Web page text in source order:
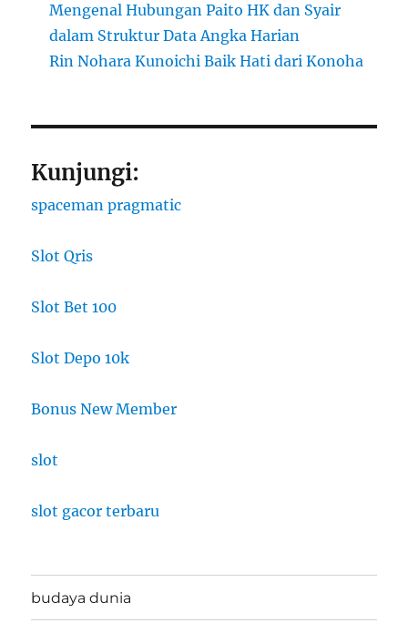
Mengenal Hubungan Paito HK dan Syair
dalam Struktur Data Angka Harian
Rin Nohara Kunoichi Baik Hati dari Konoha
Kunjungi:
spaceman pragmatic
Slot Qris
Slot Bet 100
Slot Depo 10k
Bonus New Member
slot
slot gacor terbaru
budaya dunia